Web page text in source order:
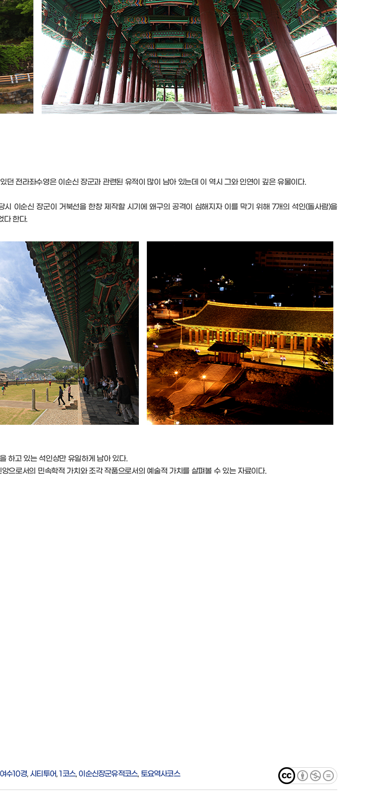
전라좌수영은 이순신 장군과 관련된 유적이 많이 남아 있는데 이 역시 그와 인연이 깊은 유물이다.
이순신 장군이 거북선을 한창 제작할 시기에 왜구의 공격이 심해지자 이를 막기 위해 7개의 석인(돌사람)을
다 한다.
하고 있는 석인상만 유일하게 남아 있다.
로서의 민속학적 가치와 조각 작품으로서의 예술적 가치를 살펴볼 수 있는 자료이다.
여수10경, 시티투어,1코스, 이순신장군유적코스, 토요역사코스